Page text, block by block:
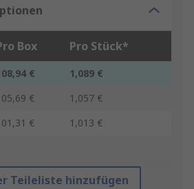
Box Pro Stück*
€
1,089 €
€
1,057 €
€ 1,013 €
Teileliste hinzufügen